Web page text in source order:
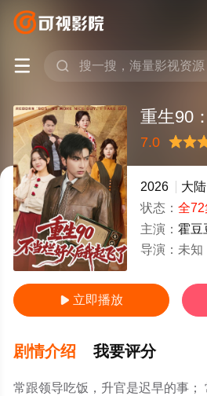
 
7.0
很差较差还行推荐力荐
2026 大陆
状态： 全72
主演： 霍豆
导演： 未知
 立即播放
剧情介绍 我要评分
常跟领导吃饭，升官是迟早的事；